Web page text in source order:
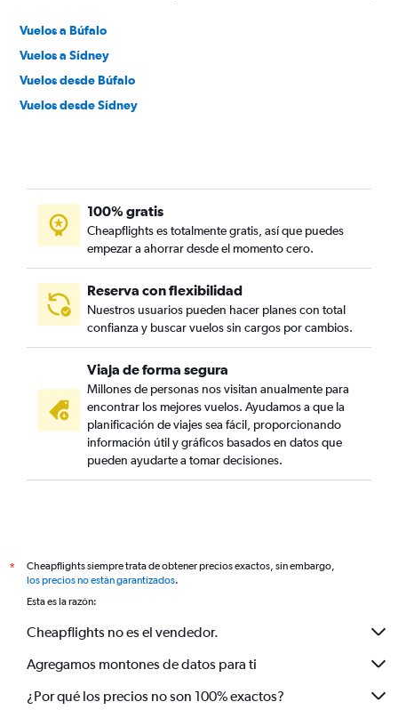
Vuelos a Búfalo
Vuelos a Sídney
Vuelos desde Búfalo
Vuelos desde Sídney
100% gratis
Cheapflights es totalmente gratis, así que puedes
empezar a ahorrar desde el momento cero.
Reserva con flexibilidad
Nuestros usuarios pueden hacer planes con total
confianza y buscar vuelos sin cargos por cambios.
Viaja de forma segura
Millones de personas nos visitan anualmente para
encontrar los mejores vuelos. Ayudamos a que la
planificación de viajes sea fácil, proporcionando
información útil y gráficos basados en datos que
pueden ayudarte a tomar decisiones.
*
Cheapflights siempre trata de obtener precios exactos, sin embargo,
los precios no están garantizados.
Esta es la razón:
Cheapflights no es el vendedor.
Agregamos montones de datos para ti
¿Por qué los precios no son 100% exactos?